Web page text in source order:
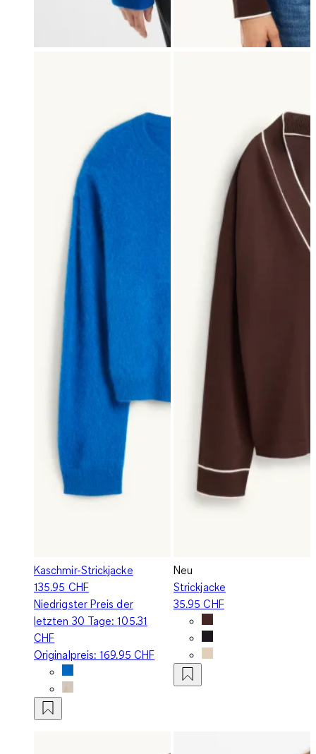
Kaschmir-Strickjacke
135.95 CHF
Niedrigster Preis der
letzten 30 Tage:105.31
CHF
Originalpreis:169.95 CHF
Neu
Strickjacke
35.95 CHF